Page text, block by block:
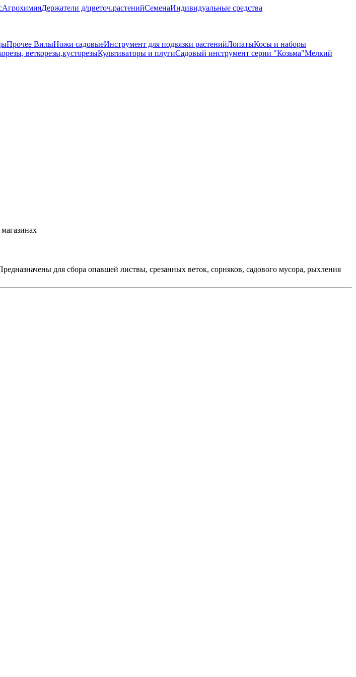
АгрохимияДержатели д/цветоч.растенийСеменаИндивидуальные средства
Прочее ВилыНожи садовыеИнструмент для подвязки растенийЛопатыКосы и наборы
веткорезы,кусторезыКультиваторы и плугиСадовый инструмент серии "Козьма"Мелкий
для сбора опавшей листвы, срезанных веток, сорняков, садового мусора, рыхления